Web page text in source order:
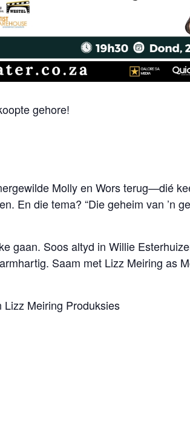
gehore!
Molly en Wors terug—dié
En die tema? “Die geheim van ’n
gaan. Soos altyd in Willie
Saam met Lizz Meiring as
Meiring Produksies